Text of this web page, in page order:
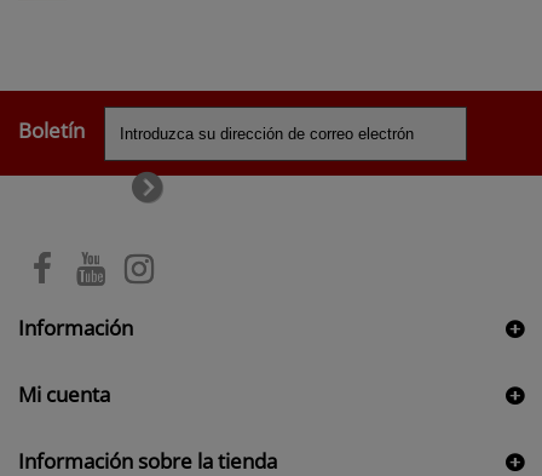
Boletín
Información
Mi cuenta
Información sobre la tienda